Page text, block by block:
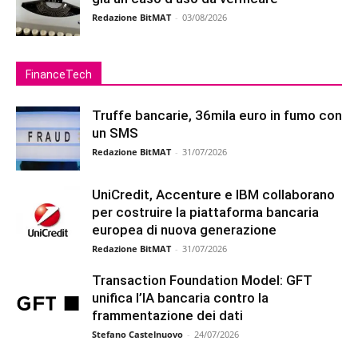
Redazione BitMAT - 03/08/2026
FinanceTech
Truffe bancarie, 36mila euro in fumo con
un SMS
Redazione BitMAT - 31/07/2026
UniCredit, Accenture e IBM collaborano
per costruire la piattaforma bancaria
europea di nuova generazione
Redazione BitMAT - 31/07/2026
Transaction Foundation Model: GFT
unifica l’IA bancaria contro la
frammentazione dei dati
Stefano Castelnuovo - 24/07/2026